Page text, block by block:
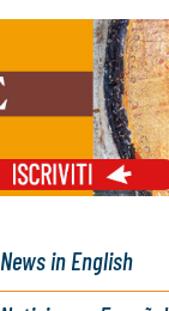
Newsin English